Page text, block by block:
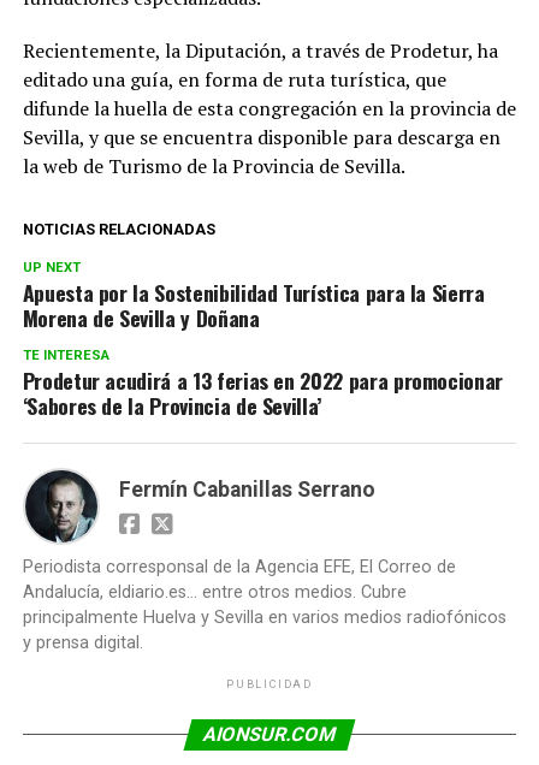
Recientemente, la Diputación, a través de Prodetur, ha
editado una guía, en forma de ruta turística, que
difunde la huella de esta congregación en la provincia de
Sevilla, y que se encuentra disponible para descarga en
la web de Turismo de la Provincia de Sevilla.
NOTICIAS RELACIONADAS
UP NEXT
Apuesta por la Sostenibilidad Turística para la Sierra
Morena de Sevilla y Doñana
TE INTERESA
Prodetur acudirá a 13 ferias en 2022 para promocionar
‘Sabores de la Provincia de Sevilla’
Fermín Cabanillas Serrano
Periodista corresponsal de la Agencia EFE, El Correo de
Andalucía, eldiario.es... entre otros medios. Cubre
principalmente Huelva y Sevilla en varios medios radiofónicos
y prensa digital.
PUBLICIDAD
AIONSUR.COM